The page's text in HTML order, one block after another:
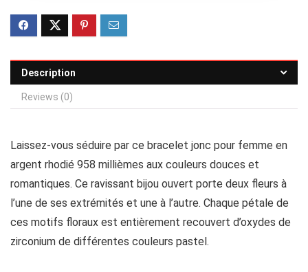
Description
Reviews (0)
Laissez-vous séduire par ce bracelet jonc pour femme en
argent rhodié 958 millièmes aux couleurs douces et
romantiques. Ce ravissant bijou ouvert porte deux fleurs à
l’une de ses extrémités et une à l’autre. Chaque pétale de
ces motifs floraux est entièrement recouvert d’oxydes de
zirconium de différentes couleurs pastel.